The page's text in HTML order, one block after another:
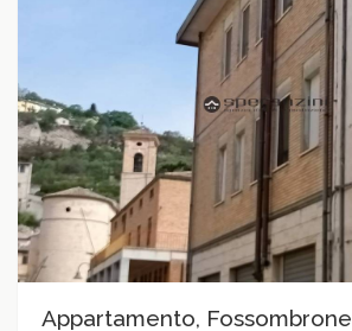
Appartamento, Fossombrone